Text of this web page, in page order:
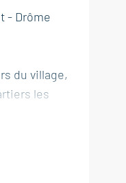
- Drôme
du village,
les
cadre